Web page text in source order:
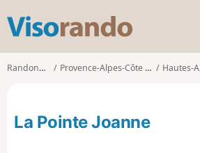
s
o
d
Randonnées Provence-Alpes-Côte d'Azur Hautes-Alpes
La Pointe Joanne